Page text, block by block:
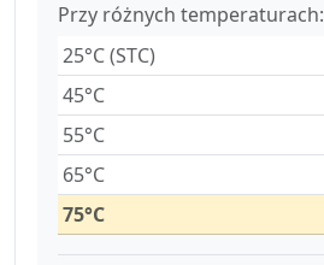
Przy różnych temperaturach:
25°C (STC)
45°C
55°C
65°C
75°C